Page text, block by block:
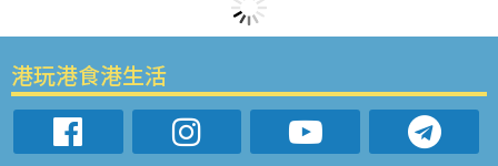
港玩港食港生活